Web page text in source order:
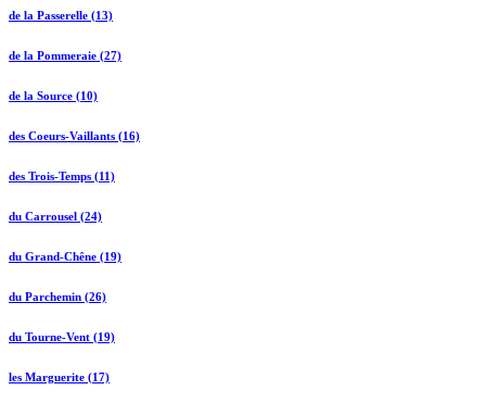
de la Passerelle (13)
de la Pommeraie (27)
de la Source (10)
des Coeurs-Vaillants (16)
des Trois-Temps (11)
du Carrousel (24)
du Grand-Chêne (19)
du Parchemin (26)
du Tourne-Vent (19)
les Marguerite (17)